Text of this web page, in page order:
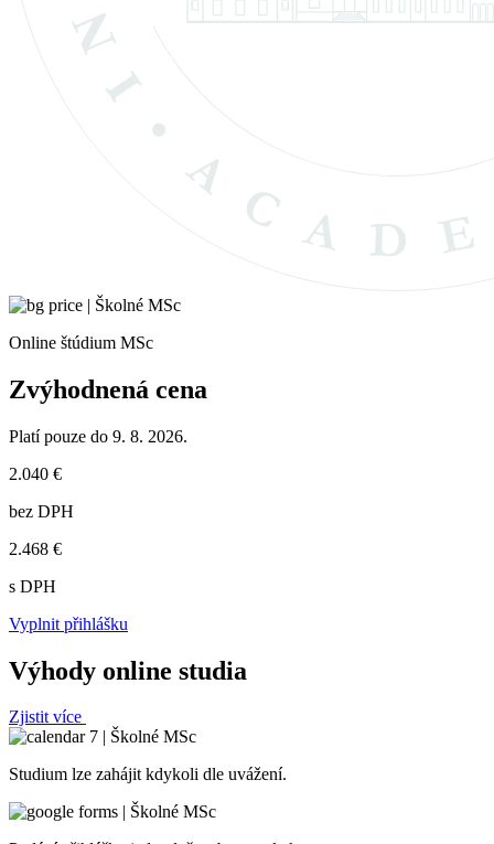
Online štúdium MSc
Zvýhodnená cena
Platí pouze do 9. 8. 2026.
2.040 €
bez DPH
2.468 €
s DPH
Vyplnit přihlášku
Výhody online studia
Zjistit více
Studium lze zahájit kdykoli dle uvážení.